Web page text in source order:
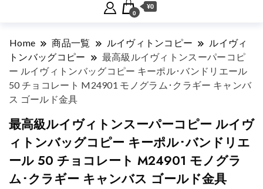
0
¥0
Home 商品一覧 ルイヴィトンコピー
ルイヴィ
トンバッグコピー
最高級ルイヴィトンスーパーコピ
ー ルイヴィトンバッグコピー キーポル･バンドリエール
50 チョコレート M24901 モノグラム･クラギー キャンバ
ス ゴールド金具
最高級ルイヴィトンスーパーコピー ルイヴ
ィトンバッグコピー キーポル･バンドリエ
ール 50 チョコレート M24901 モノグラ
ム･クラギー キャンバス ゴールド金具